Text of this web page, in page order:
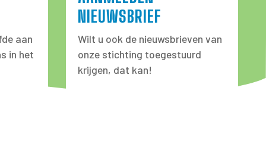
aan
in het
NIEUWSBRIEF
Wilt u ook de nieuwsbrieven van
onze stichting toegestuurd
krijgen, dat kan!